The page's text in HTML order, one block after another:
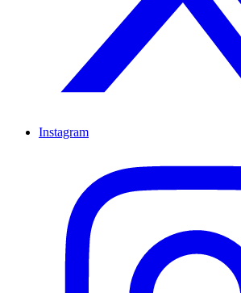
Instagram